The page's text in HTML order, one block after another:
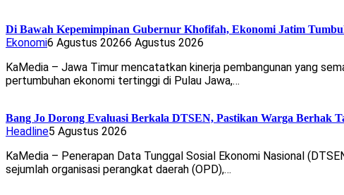
Di Bawah Kepemimpinan Gubernur Khofifah, Ekonomi Jatim
Ekonomi6 Agustus 20266 Agustus 2026
KaMedia – Jawa Timur mencatatkan kinerja pembangunan yang
pertumbuhan ekonomi tertinggi di Pulau Jawa,…
Bang Jo Dorong Evaluasi Berkala DTSEN, Pastikan Warga Berhak
Headline5 Agustus 2026
KaMedia – Penerapan Data Tunggal Sosial Ekonomi Nasional
sejumlah organisasi perangkat daerah (OPD),…